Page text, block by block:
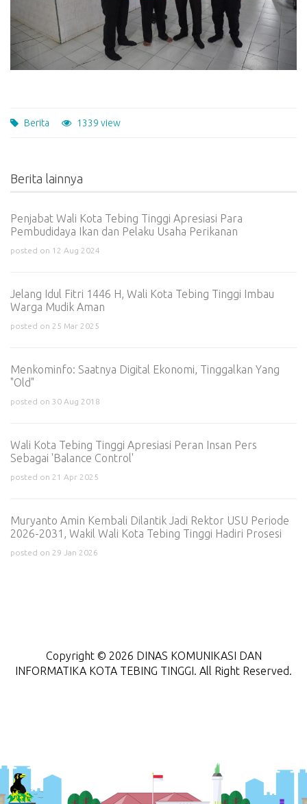
Berita 1339 view
Berita lainnya
Penjabat Wali Kota Tebing Tinggi Apresiasi Para
Pembudidaya Ikan dan Pelaku Usaha Perikanan
posted on 12 Aug 2024
Jelang Idul Fitri 1446 H, Wali Kota Tebing Tinggi Imbau
Warga Mudik Aman
posted on 25 Mar 2025
Menkominfo: Saatnya Digital Ekonomi, Tinggalkan Yang
"Old"
posted on 30 Aug 2018
Wali Kota Tebing Tinggi Apresiasi Peran Insan Pers
Sebagai 'Balance Control'
posted on 21 Apr 2025
Muryanto Amin Kembali Dilantik Jadi Rektor USU Periode
2026-2031, Wakil Wali Kota Tebing Tinggi Hadiri Prosesi
posted on 29 Jan 2026
Copyright © 2026 DINAS KOMUNIKASI DAN
INFORMATIKA KOTA TEBING TINGGI. All Right Reserved.